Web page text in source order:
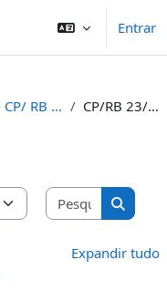
Entrar
Cursos de Restauração - CP/ RB /PP CP/RB 23/26
Expandir tudo